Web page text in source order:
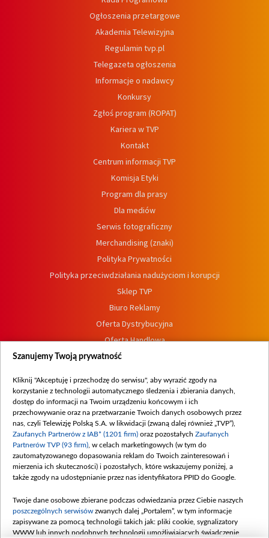
Ogłoszenia przetargowe
Akademia Telewizyjna
Regulamin tvp.pl
Telegazeta ogłoszenia
Informacje o nadawcy
Konkursy
Zgłoś program (ROPAT)
Kariera w TVP
Kontakt
Centrum informacji TVP
Komisja Etyki
Program dla prasy
Dla mediów
Serwis fotograficzny
Merchandising (znaki)
Polityka Prywatności
Polityka przeciwdziałania nadużyciom i korupcji
Sklep TVP
Biuro Reklamy
Oferta Dystrybucyjna
Oferta Handlowa
Dostępność
Procedura zgłoszeń wewnętrznych
Szanujemy Twoją prywatność
Kliknij "Akceptuję i przechodzę do serwisu", aby wyrazić zgody na
korzystanie z technologii automatycznego śledzenia i zbierania danych,
dostęp do informacji na Twoim urządzeniu końcowym i ich
przechowywanie oraz na przetwarzanie Twoich danych osobowych przez
nas, czyli Telewizję Polską S.A. w likwidacji (zwaną dalej również „TVP”),
Zaufanych Partnerów z IAB* (1201 firm) oraz pozostałych Zaufanych
Partnerów TVP (93 firm) , w celach marketingowych (w tym do
zautomatyzowanego dopasowania reklam do Twoich zainteresowań i
mierzenia ich skuteczności) i pozostałych, które wskazujemy poniżej, a
także zgody na udostępnianie przez nas identyfikatora PPID do Google.
Twoje dane osobowe zbierane podczas odwiedzania przez Ciebie naszych
poszczególnych serwisów zwanych dalej „Portalem”, w tym informacje
zapisywane za pomocą technologii takich jak: pliki cookie, sygnalizatory
WWW lub innych podobnych technologii umożliwiających świadczenie